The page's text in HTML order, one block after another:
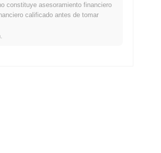
cripto en general?
mercado más amplio.
constituye asesoramiento financiero
calificado antes de tomar